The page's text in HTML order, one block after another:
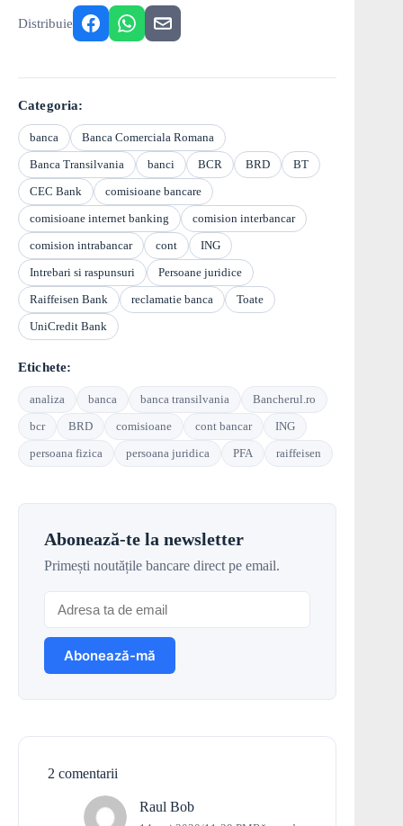
Distribuie
Categoria:
banca
Banca Comerciala Romana
Banca Transilvania
banci BCR BRD
BT
CEC Bank
comisioane bancare
comisioane internet banking
comision interbancar
comision intrabancar
cont
ING
Intrebari si raspunsuri
Persoane juridice
Raiffeisen Bank
reclamatie banca
Toate
UniCredit Bank
Etichete:
analiza banca banca transilvania
Bancherul.ro
bcr
BRD comisioane cont bancar
ING
persoana fizica
persoana juridica PFA raiffeisen
Abonează-te la newsletter
Primești noutățile bancare direct pe email.
2 comentarii
Raul Bob